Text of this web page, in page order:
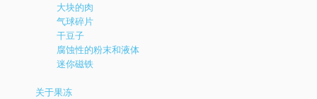
大块的肉
气球碎片
干豆子
腐蚀性的粉末和液体
迷你磁铁
关于果冻